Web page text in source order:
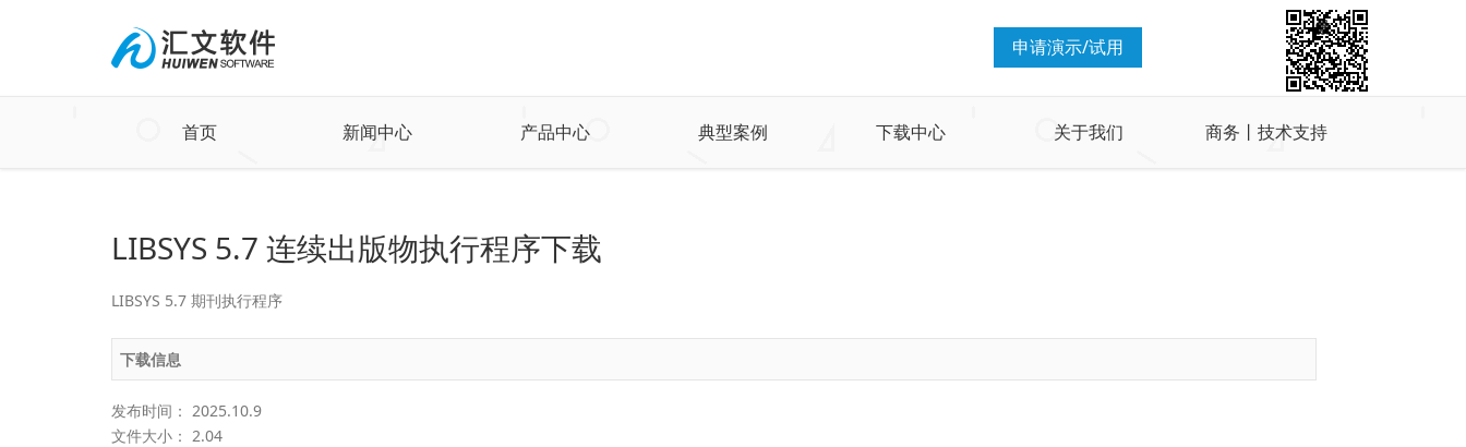
申请演示/试用
首页 新闻中心 产品中心 典型案例 下载中心 关于我们 商务丨技术支持
LIBSYS 5.7 连续出版物执行程序下载
LIBSYS 5.7 期刊执行程序
下载信息
发布时间： 2025.10.9
文件大小： 2.04